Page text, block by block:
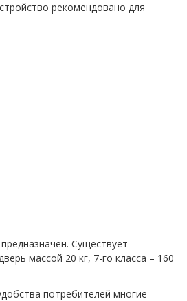
рекомендовано для
Существует
массой 20 кг, 7-го класса – 160
потребителей многие